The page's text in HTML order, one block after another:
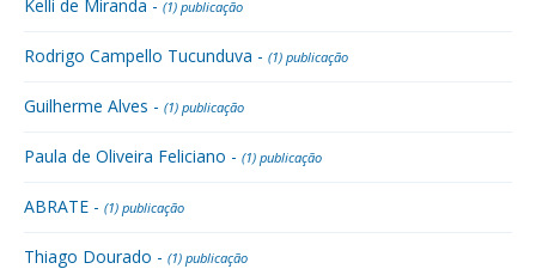
Kelli de Miranda - (1) publicação
Rodrigo Campello Tucunduva - (1) publicação
Guilherme Alves - (1) publicação
Paula de Oliveira Feliciano - (1) publicação
ABRATE - (1) publicação
Thiago Dourado - (1) publicação